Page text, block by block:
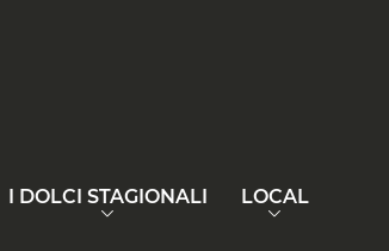
I DOLCI STAGIONALI LOCAL